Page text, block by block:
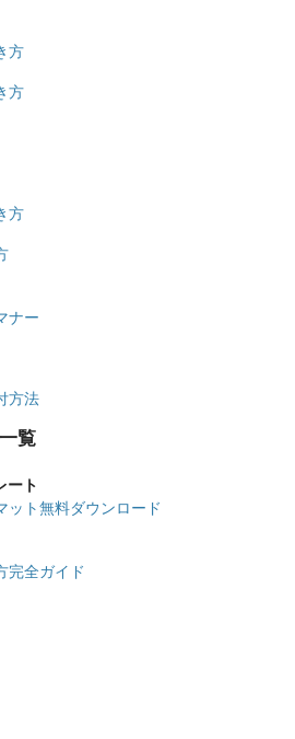
方
方
方
ナー
方法
覧
ート
ット無料ダウンロード
完全ガイド